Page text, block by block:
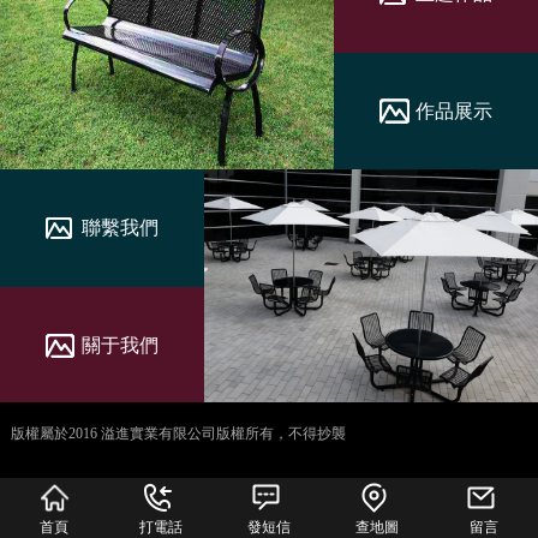
作品展示
聯繫我們
關于我們
版權屬於2016 溢進實業有限公司版權所有，不得抄襲
首頁 打電話 發短信 查地圖 留言